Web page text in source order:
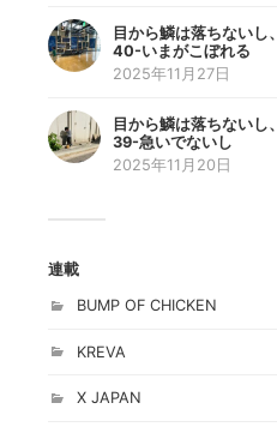
目から鱗は落ちないし、
40-いまがこぼれる
2025年11月27日
目から鱗は落ちないし、
39-急いでないし
2025年11月20日
連載
BUMP OF CHICKEN
KREVA
X JAPAN